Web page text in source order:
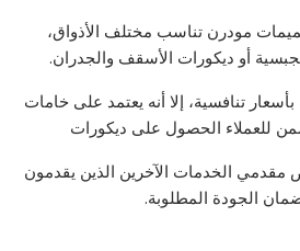
مودرن تناسب مختلف الأذواق،
أو ديكورات الأسقف والجدران.
تنافسية، إلا أنه يعتمد على خامات
للعملاء الحصول على ديكورات
الخدمات الآخرين الذين يقدمون
الجودة المطلوبة.